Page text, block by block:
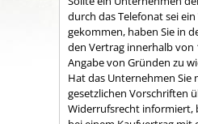
durch das Telefonat sei
gekommen, haben Sie in
den Vertrag innerhalb von
Angabe von Gründen zu
Hat das Unternehmen Sie
gesetzlichen Vorschriften
Widerrufsrecht informiert,